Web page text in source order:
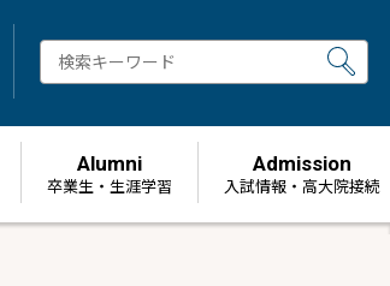
Alumni
卒業生・生涯学習
Admission
⼊試情報・高大院接続